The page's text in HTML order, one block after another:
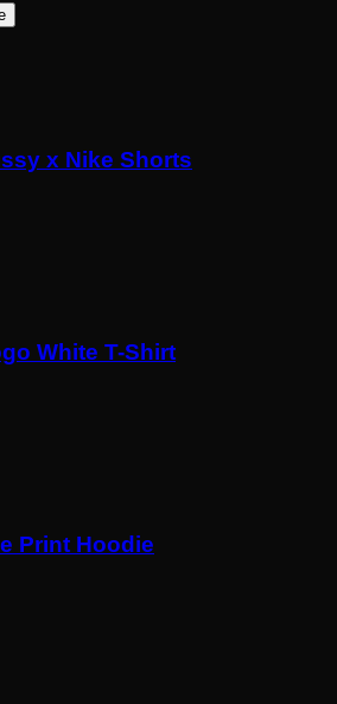
x Nike Shorts
White T-Shirt
Print Hoodie